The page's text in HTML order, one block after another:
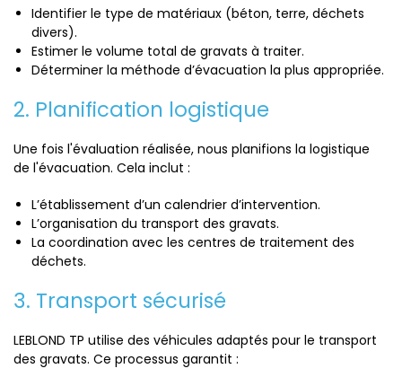
Identifier le type de matériaux (béton, terre, déchets
divers).
Estimer le volume total de gravats à traiter.
Déterminer la méthode d’évacuation la plus appropriée.
2. Planification logistique
Une fois l'évaluation réalisée, nous planifions la logistique
de l'évacuation. Cela inclut :
L’établissement d’un calendrier d’intervention.
L’organisation du transport des gravats.
La coordination avec les centres de traitement des
déchets.
3. Transport sécurisé
LEBLOND TP utilise des véhicules adaptés pour le transport
des gravats. Ce processus garantit :